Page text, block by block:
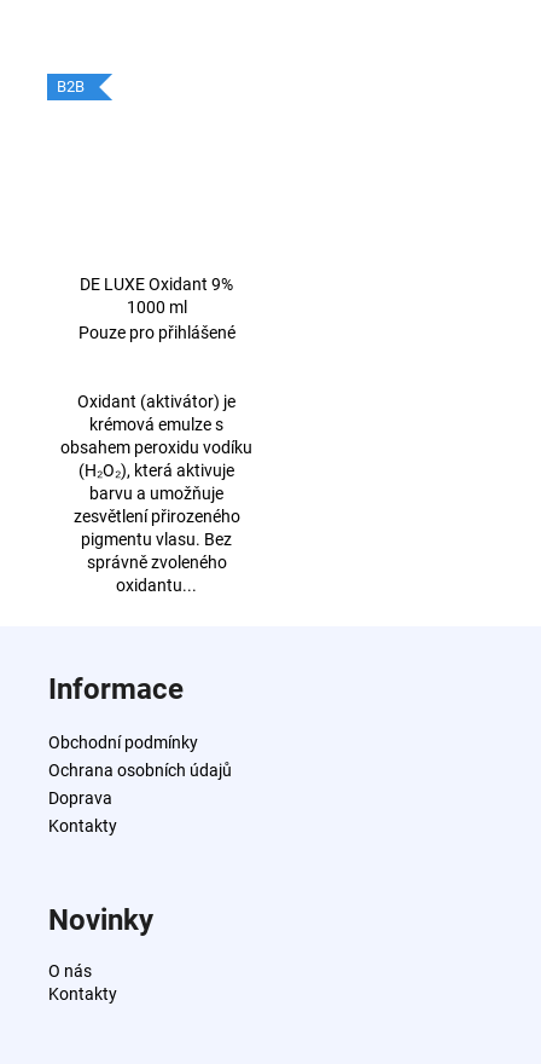
B2B
DE LUXE Oxidant 9%
1000 ml
Pouze pro přihlášené
Oxidant (aktivátor) je
krémová emulze s
obsahem peroxidu vodíku
(H₂O₂), která aktivuje
barvu a umožňuje
zesvětlení přirozeného
pigmentu vlasu. Bez
správně zvoleného
oxidantu...
Informace
Obchodní podmínky
Ochrana osobních údajů
Doprava
Kontakty
Novinky
O nás
Kontakty